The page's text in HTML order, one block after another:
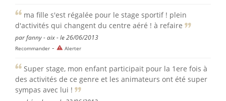
ma fille s'est régalée pour le stage sportif ! plein
d'activités qui changent du centre aéré ! à refaire
par fanny - aix - le 26/06/2013
Recommander - Alerter
Super stage, mon enfant participait pour la 1ere fois à
des activités de ce genre et les animateurs ont été super
sympas avec lui !